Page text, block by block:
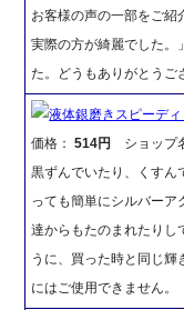
お客様の声の一部をご紹
実際の方が綺麗でした。
た。どうもありがとうご
液体銀磨きスピーデ
価格：514円
ショップ
黒ずんでいたり、くすん
っても簡単にシルバーア
達からもたのまれたりし
うに、買った時と同じ輝
にはご使用できません。